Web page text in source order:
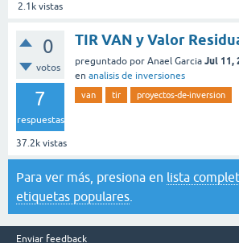
2.1k vistas
0
votos
7
respuestas
37.2k vistas
TIR VAN y Valor
preguntado por Anael Garcia Jul 11,
en analisis de inversiones
van tir proyectos-de-inversion
Para ver más, presiona en lista
etiquetas populares
Enviar feedback